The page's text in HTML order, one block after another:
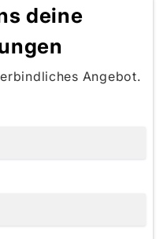
deine
Angebot.